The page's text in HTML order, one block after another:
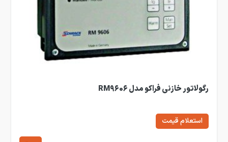
رگولاتور خازنی فراکو مدل RM9606
استعلام قیمت